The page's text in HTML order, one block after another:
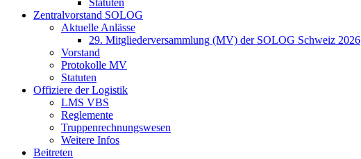
Statuten
Zentralvorstand SOLOG
Aktuelle Anlässe
29. Mitgliederversammlung (MV) der SOLOG Schweiz 2026
Vorstand
Protokolle MV
Statuten
Offiziere der Logistik
LMS VBS
Reglemente
Truppenrechnungswesen
Weitere Infos
Beitreten